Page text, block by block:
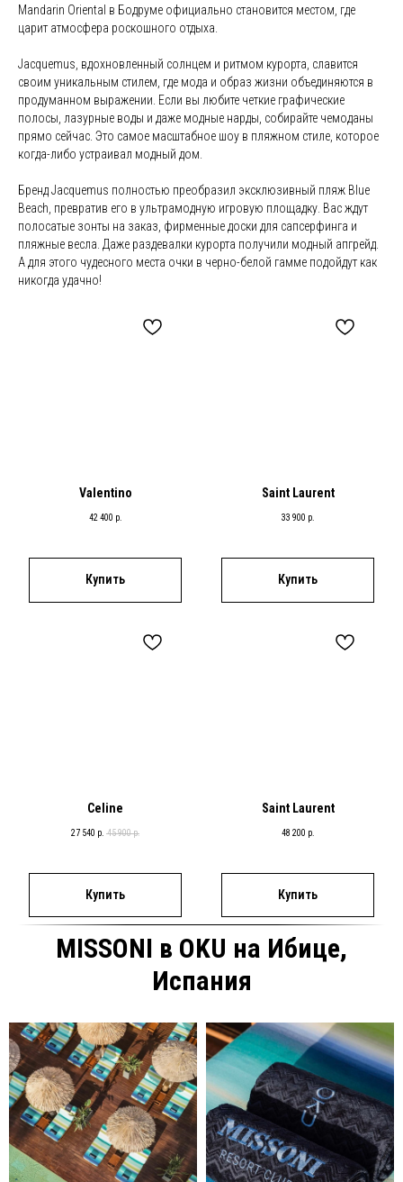
Mandarin Oriental в Бодруме официально становится местом, где
царит атмосфера роскошного отдыха.
Jacquemus, вдохновленный солнцем и ритмом курорта, славится
своим уникальным стилем, где мода и образ жизни объединяются в
продуманном выражении. Если вы любите четкие графические
полосы, лазурные воды и даже модные нарды, собирайте чемоданы
прямо сейчас. Это самое масштабное шоу в пляжном стиле, которое
когда-либо устраивал модный дом.
Бренд Jacquemus полностью преобразил эксклюзивный пляж Blue
Beach, превратив его в ультрамодную игровую площадку. Вас ждут
полосатые зонты на заказ, фирменные доски для сапсерфинга и
пляжные весла. Даже раздевалки курорта получили модный апгрейд.
А для этого чудесного места очки в черно-белой гамме подойдут как
никогда удачно!
Valentino
42 400 р.
Купить
Saint Laurent
33 900 р.
Купить
Celine
27 540 р. 45 900р.
Купить
Saint Laurent
48 200 р.
Купить
MISSONI в OKU на Ибице,
Испания